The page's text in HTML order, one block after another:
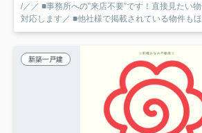
/／／ ■事務所への”来店不要”です！直接見たい
対応します／ ■他社様で掲載されている物件もほ
新築一戸建